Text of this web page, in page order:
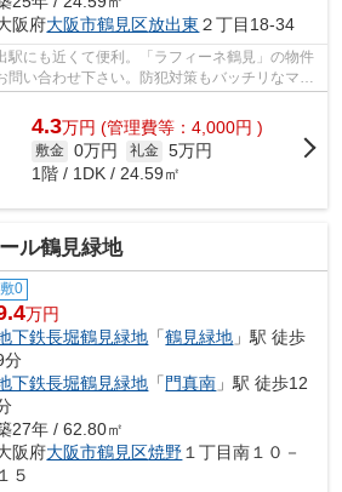
阪府大阪市鶴見区放出東 ２丁目18-34
駅にも近くて便利。「ラフィーネ鶴見」の物件
い合わせ下さい。防犯対策もバッチリなマン
れいな外...
4.3万円 (管理費等：4,000円 )
敷金 0万円 礼金 5万円
1階 / 1DK / 24.59㎡
ル鶴見緑地
敷0
万円
下鉄長堀鶴見緑地 「鶴見緑地 」駅 徒歩
分
下鉄長堀鶴見緑地 「 門真南 」駅 徒歩12
27年 / 62.80㎡
阪府大阪市鶴見区焼野１丁目南１０－
１５